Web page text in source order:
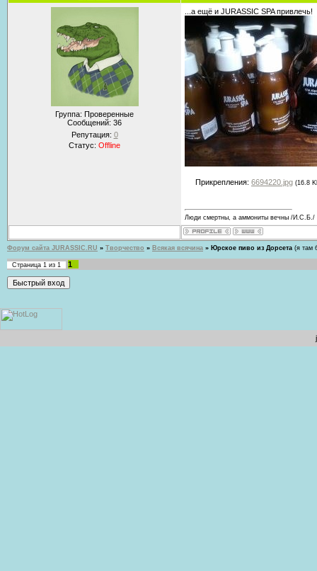
Группа: Проверенные
Сообщений: 36
Репутация: 0
Статус: Offline
...а ещё и JURASSIC SPA привлечь!
Прикрепления: 6694220.jpg (16.8
Люди смертны, а аммониты вечны /И.С.Б./
Форум сайта JURASSIC.RU » Творчество » Всякая всячина » Юрское пиво из Дорсета (я там
Страница 1 из 1 1